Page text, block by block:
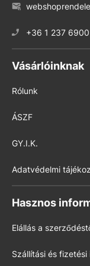
+36 1 237
Vásárlóinknak
Rólunk
ÁSZF
GY.I.K.
Adatvédelmi
Hasznos
Elállás a
Szállítási és fizetési